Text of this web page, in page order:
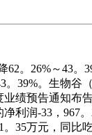
。26%～43。
39%。生物谷
业绩预告通知布
利润-33，967。
。35万元，同比